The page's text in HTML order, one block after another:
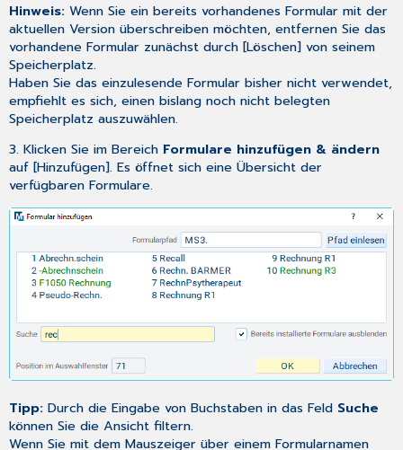
Hinweis:Wenn Sie ein bereits vorhandenes Formular mit der
aktuellen Version überschreiben möchten, entfernen Sie das
vorhandene Formular zunächst durch [Löschen] von seinem
Speicherplatz.
Haben Sie das einzulesende Formular bisher nicht verwendet,
empfiehlt es sich, einen bislang noch nicht belegten
Speicherplatz auszuwählen.
3. Klicken Sie im Bereich Formulare hinzufügen & ändern
auf [Hinzufügen]. Es öffnet sich eine Übersicht der
verfügbaren Formulare.
Tipp:Durch die Eingabe von Buchstaben in das Feld Suche
können Sie die Ansicht filtern.
Wenn Sie mit dem Mauszeiger über einem Formularnamen